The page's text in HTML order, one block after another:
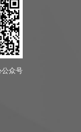
公众号